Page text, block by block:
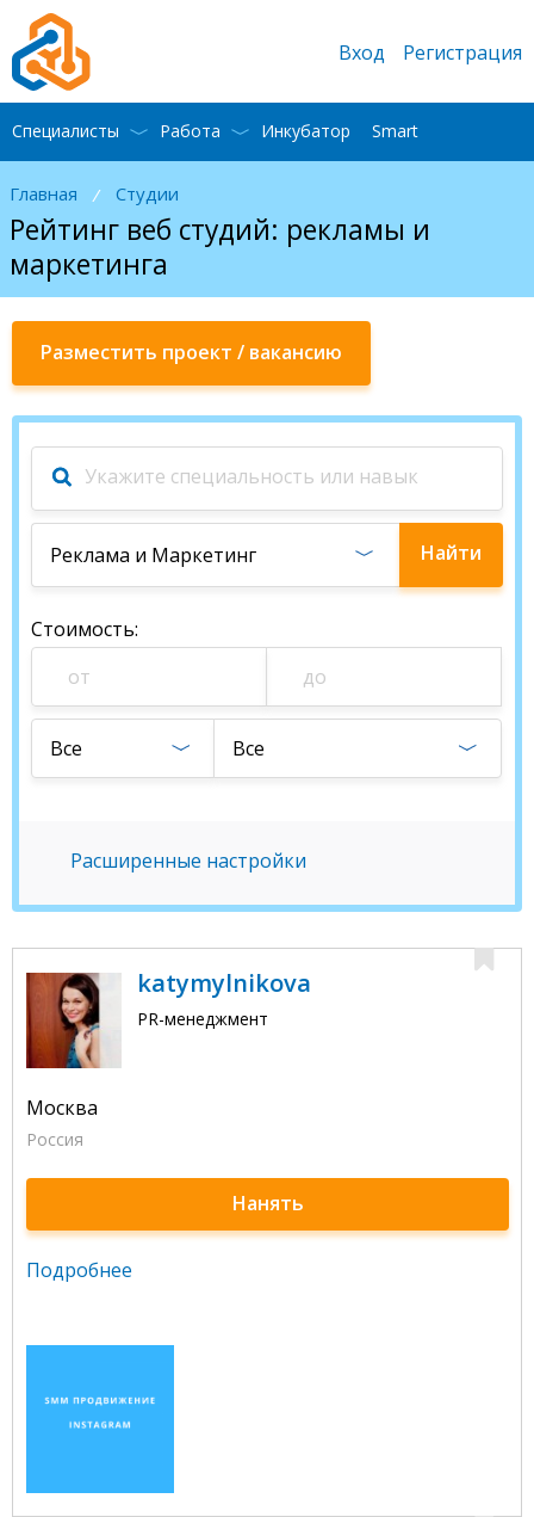
Главная / Студии
Рейтинг веб студий: рекламы и
маркетинга
Разместить проект / вакансию
Реклама и Маркетинг Найти
Стоимость:
Все Все
Расширенные настройки
katymylnikova
PR-менеджмент
Москва
Россия
Нанять
Подробнее
Вход Регистрация
Специалисты Работа Инкубатор Smart